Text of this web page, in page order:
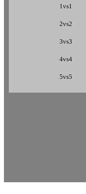
1vs1
2vs2
3vs3
4vs4
5vs5